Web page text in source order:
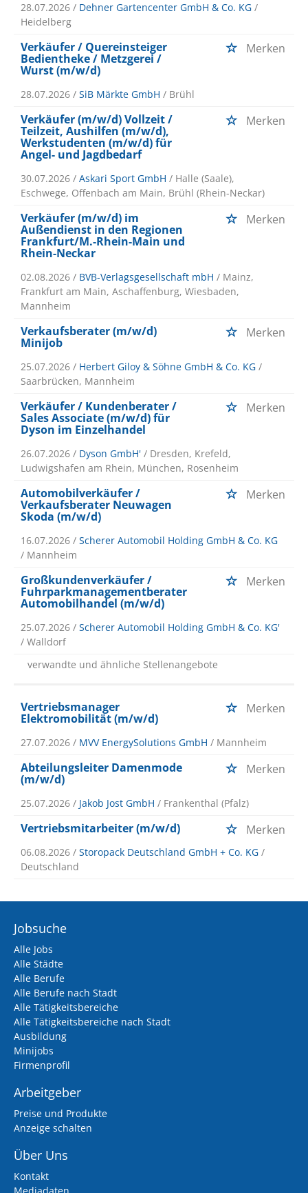
28.07.2026 / Dehner Gartencenter GmbH & Co. KG /
Heidelberg
Verkäufer / Quereinsteiger
Bedientheke / Metzgerei /
Wurst (m/w/d)
Merken
28.07.2026 / SiB Märkte GmbH / Brühl
Verkäufer (m/w/d) Vollzeit /
Teilzeit, Aushilfen (m/w/d),
Werkstudenten (m/w/d) für
Angel- und Jagdbedarf
Merken
30.07.2026 / Askari Sport GmbH / Halle (Saale),
Eschwege, Offenbach am Main, Brühl (Rhein-Neckar)
Verkäufer (m/w/d) im
Außendienst in den Regionen
Frankfurt/M.-Rhein-Main und
Rhein-Neckar
Merken
02.08.2026 / BVB-Verlagsgesellschaft mbH / Mainz,
Frankfurt am Main, Aschaffenburg, Wiesbaden,
Mannheim
Verkaufsberater (m/w/d)
Minijob
Merken
25.07.2026 / Herbert Giloy & Söhne GmbH & Co. KG /
Saarbrücken, Mannheim
Verkäufer / Kundenberater /
Sales Associate (m/w/d) für
Dyson im Einzelhandel
Merken
26.07.2026 / Dyson GmbH' / Dresden, Krefeld,
Ludwigshafen am Rhein, München, Rosenheim
Automobilverkäufer /
Verkaufsberater Neuwagen
Skoda (m/w/d)
Merken
16.07.2026 / Scherer Automobil Holding GmbH & Co. KG
/ Mannheim
Großkundenverkäufer /
Fuhrparkmanagementberater
Automobilhandel (m/w/d)
Merken
25.07.2026 / Scherer Automobil Holding GmbH & Co. KG'
/ Walldorf
verwandte und ähnliche Stellenangebote
Vertriebsmanager
Elektromobilität (m/w/d)
Merken
27.07.2026 / MVV EnergySolutions GmbH / Mannheim
Abteilungsleiter Damenmode
(m/w/d)
Merken
25.07.2026 / Jakob Jost GmbH / Frankenthal (Pfalz)
Vertriebsmitarbeiter (m/w/d) Merken
06.08.2026 / Storopack Deutschland GmbH + Co. KG /
Deutschland
Jobsuche
Alle Jobs
Alle Städte
Alle Berufe
Alle Berufe nach Stadt
Alle Tätigkeitsbereiche
Alle Tätigkeitsbereiche nach Stadt
Ausbildung
Minijobs
Firmenprofil
Arbeitgeber
Preise und Produkte
Anzeige schalten
Über Uns
Kontakt